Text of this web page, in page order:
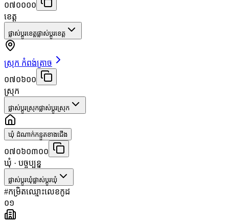
០៧០០០០
ខេត្ត
ផ្លាស់ប្តូរខេត្តផ្លាស់ប្តូរខេត្ត
ស្រុក កំពង់ត្រាច
០៧០៦០០
ស្រុក
ផ្លាស់ប្តូរស្រុកផ្លាស់ប្តូរស្រុក
ឃុំ ដំណាក់កន្ទួតខាងជើង
០៧០៦០៣០០
ឃុំ · បច្ចុប្បន្ន
ផ្លាស់ប្តូរឃុំផ្លាស់ប្តូរឃុំ
#កម្រិតឈ្មោះលេខកូដ
០១